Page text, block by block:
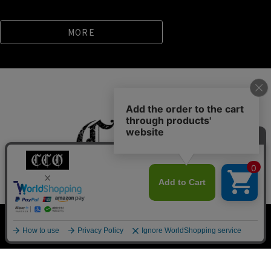
検索
Pack T-shirt 大きめ Ｖネック ヴィンテージ
MORE
私たちについて
会員サービスについて
ブログ
お問い合わせ
プライバシーポリシー
特定商取引法に基づく表記